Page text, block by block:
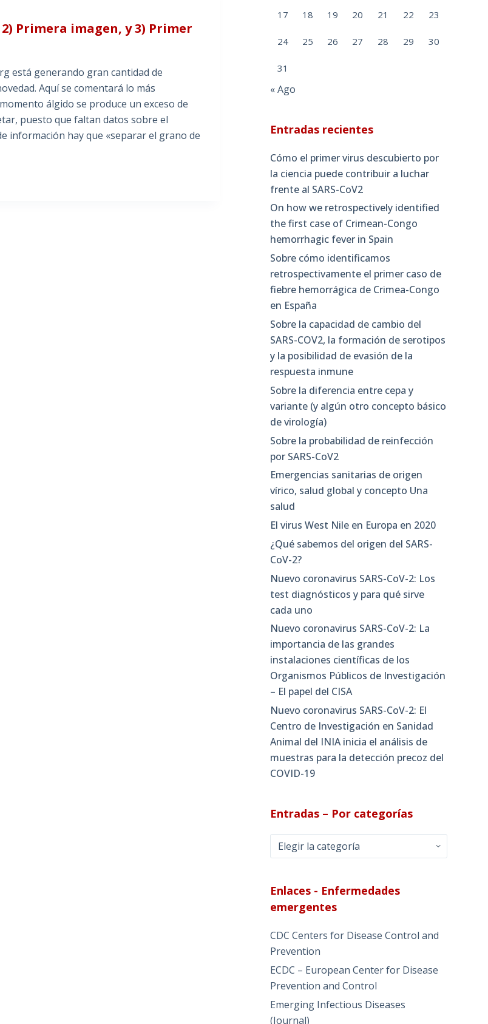
Primera imagen, y 3) Primer
está generando gran cantidad de
Aquí se comentará lo más
álgido se produce un exceso de
puesto que faltan datos sobre el
información hay que «separar el grano de
17 18 19 20 21 22 23
24 25 26 27 28 29 30
31
« Ago
Entradas recientes
Cómo el primer virus descubierto por
la ciencia puede contribuir a luchar
frente al SARS-CoV2
On how we retrospectively identified
the first case of Crimean-Congo
hemorrhagic fever in Spain
Sobre cómo identificamos
retrospectivamente el primer caso de
fiebre hemorrágica de Crimea-Congo
en España
Sobre la capacidad de cambio del
SARS-COV2, la formación de serotipos
y la posibilidad de evasión de la
respuesta inmune
Sobre la diferencia entre cepa y
variante (y algún otro concepto básico
de virología)
Sobre la probabilidad de reinfección
por SARS-CoV2
Emergencias sanitarias de origen
vírico, salud global y concepto Una
salud
El virus West Nile en Europa en 2020
¿Qué sabemos del origen del SARS-
CoV-2?
Nuevo coronavirus SARS-CoV-2: Los
test diagnósticos y para qué sirve
cada uno
Nuevo coronavirus SARS-CoV-2: La
importancia de las grandes
instalaciones científicas de los
Organismos Públicos de Investigación
– El papel del CISA
Nuevo coronavirus SARS-CoV-2: El
Centro de Investigación en Sanidad
Animal del INIA inicia el análisis de
muestras para la detección precoz del
COVID-19
Entradas – Por categorías
Entradas
–
categorías
Enlaces - Enfermedades
emergentes
CDC Centers for Disease Control and
Prevention
ECDC – European Center for Disease
Prevention and Control
Emerging Infectious Diseases
(Journal)